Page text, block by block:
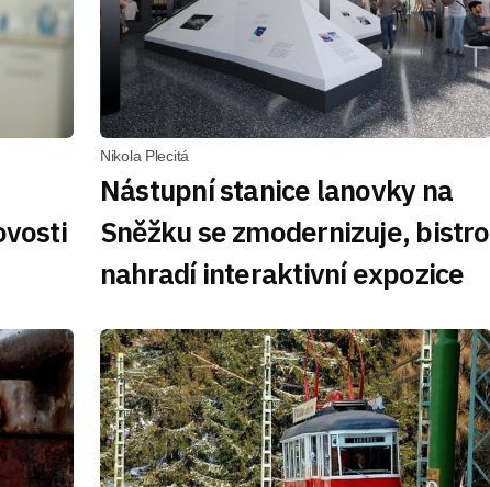
Nikola Plecitá
Nástupní stanice lanovky na
Sněžku se zmodernizuje, bistro
nahradí interaktivní expozice